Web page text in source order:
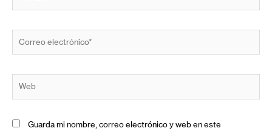
Guarda mi nombre, correo electrónico y web en este